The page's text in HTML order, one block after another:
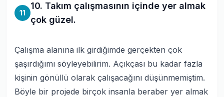
11
10. Takım çalışmasının içinde yer almak
çok güzel.
Çalışma alanına ilk girdiğimde gerçekten çok
şaşırdığımı söyleyebilirim. Açıkçası bu kadar fazla
kişinin gönüllü olarak çalışacağını düşünmemiştim.
Böyle bir projede birçok insanla beraber yer almak